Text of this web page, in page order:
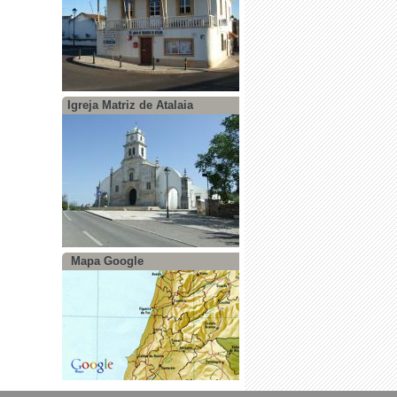
Igreja Matriz de Atalaia
Mapa Google